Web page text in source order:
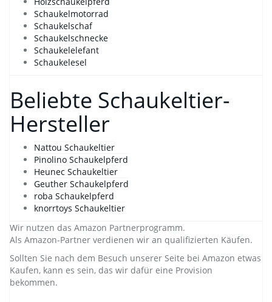
Schaukelmotorrad
Schaukelschaf
Schaukelschnecke
Schaukelelefant
Schaukelesel
Beliebte Schaukeltier-
Hersteller
Nattou Schaukeltier
Pinolino Schaukelpferd
Heunec Schaukeltier
Geuther Schaukelpferd
roba Schaukelpferd
knorrtoys Schaukeltier
Wir nutzen das Amazon Partnerprogramm.
Als Amazon-Partner verdienen wir an qualifizierten Käufen.
Sollten Sie nach dem Besuch unserer Seite bei Amazon etwas
Kaufen, kann es sein, das wir dafür eine Provision
bekommen.